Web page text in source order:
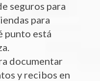
seguros para
para
punto está
documentar
y recibos en